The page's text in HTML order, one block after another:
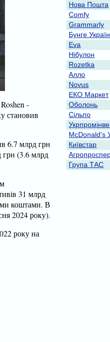
-
становив
6.7 млрд грн
грн (3.6 млрд
31 млрд
коштами. В
2024 року).
року на
Нова Пошта
Comfy
Grammarly
Бунге
Eva
Нібулон
Rozetka
Алло
Novus
ЕКО Маркет
Оболонь
Сільпо
McDonald's
Київстар
Група ТАС